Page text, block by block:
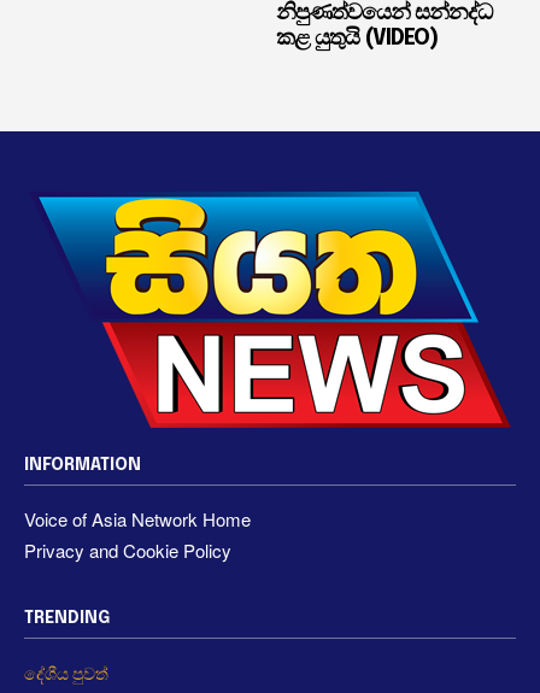
නිපුණත්වයෙන් සන්නද්ධ
කළ යුතුයි (VIDEO)
INFORMATION
Voice of Asia Network Home
Privacy and Cookie Policy
TRENDING
දේශීය පුවත්